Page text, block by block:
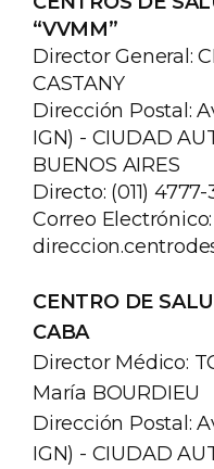
“VVMM”
Director General:
CASTANY
Dirección Postal:
IGN) - CIUDAD
BUENOS AIRES
Directo: (011) 4777-
Correo Electrónico:
CENTRO DE
CABA
Director Médico:
María BOURDIEU
Dirección Postal:
IGN) - CIUDAD